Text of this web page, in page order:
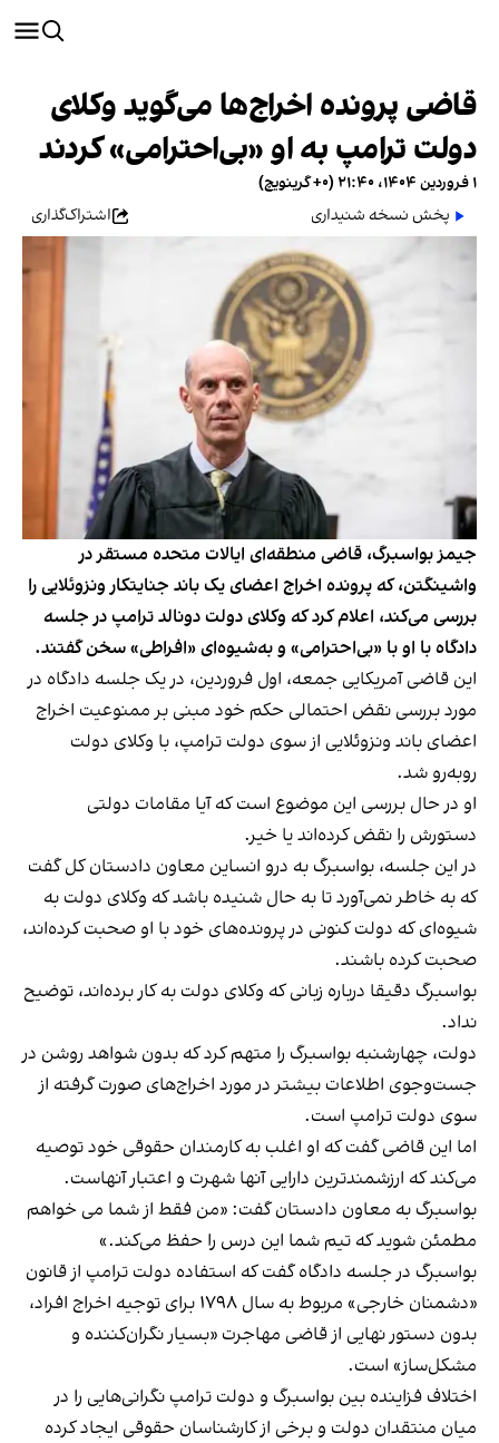
قاضی پرونده اخراج‌ها می‌گوید وکلای
دولت ترامپ به او «بی‌احترامی» کردند
۱ فروردین ۱۴۰۴، ۲۱:۴۰ (‎+۰ گرینویچ)
پخش نسخه شنیداری
اشتراک‌گذاری
جیمز بواسبرگ، قاضی منطقه‌ای ایالات متحده مستقر در
واشینگتن، که پرونده اخراج اعضای یک باند جنایتکار ونزوئلایی را
بررسی می‌کند، اعلام کرد که وکلای دولت دونالد ترامپ در جلسه
دادگاه با او با «بی‌احترامی» و به‌شیوه‌ای «افراطی» سخن گفتند.
این قاضی آمریکایی جمعه، اول فروردین، در یک جلسه دادگاه در
مورد بررسی نقض احتمالی حکم خود مبنی بر ممنوعیت اخراج
اعضای باند ونزوئلایی از سوی دولت ترامپ، با وکلای دولت
روبه‌رو شد.
او در حال بررسی این موضوع است که آیا مقامات دولتی
دستورش را نقض کرده‌اند یا خیر.
در این جلسه، بواسبرگ به درو انساین معاون دادستان کل گفت
که به خاطر نمی‌آورد تا به حال شنیده باشد که وکلای دولت به
شیوه‌ای که دولت کنونی در پرونده‌های خود با او صحبت ‌کرده‌اند،
صحبت کرده باشند.
بواسبرگ دقیقا درباره زبانی که وکلای دولت به کار برده‌اند، توضیح
نداد.
دولت، چهارشنبه بواسبرگ را متهم کرد که بدون شواهد روشن در
جست‌وجوی اطلاعات بیشتر در مورد اخراج‌های صورت گرفته از
سوی دولت ترامپ است.
اما این قاضی گفت که او اغلب به کارمندان حقوقی خود توصیه
می‌کند که ارزشمندترین دارایی آنها شهرت و اعتبار آنهاست.
بواسبرگ به معاون دادستان گفت: «من فقط از شما می خواهم
مطمئن شوید که تیم شما این درس را حفظ می‌کند.»
بواسبرگ در جلسه دادگاه گفت که استفاده دولت ترامپ از قانون
«دشمنان خارجی» مربوط به سال ۱۷۹۸ برای توجیه اخراج افراد،
بدون دستور نهایی از قاضی مهاجرت «بسیار نگران‌کننده و
مشکل‌ساز» است.
اختلاف فزاینده بین بواسبرگ و دولت ترامپ نگرانی‌هایی را در
میان منتقدان دولت و برخی از کارشناسان حقوقی ایجاد کرده